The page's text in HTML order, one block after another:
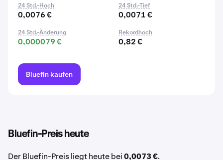
24 Std.-Hoch
0,0076 €
24 Std.-Tief
0,0071 €
24 Std.-Änderung
0,000079 €
Rekordhoch
0,82 €
Bluefin kaufen
Bluefin-Preis heute
Der Bluefin-Preis liegt heute bei0,0073 €.